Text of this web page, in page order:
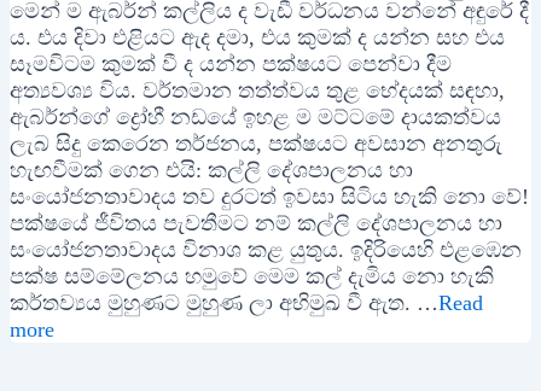
මෙන් ම ඇබර්න් කල්ලිය ද වැඩී වර්ධනය වන්නේ අඳුරේ දී
ය. එය දිවා එළියට ඇද දමා, එය කුමක් ද යන්න සහ එය
සෑමවිටම කුමක් වී ද යන්න පක්ෂයට පෙන්වා දීම
අත්‍යවශ්‍ය විය. වර්තමාන තත්ත්වය තුළ භේදයක් සඳහා,
ඇබර්න්ගේ ද්‍රෝහී නඩයේ ඉහළ ම මට්ටමේ දායකත්වය
ලැබ සිදු කෙරෙන තර්ජනය, පක්ෂයට අවසාන අනතුරු
හැඟවීමක් ගෙන එයි: කල්ලි දේශපාලනය හා
සංයෝජනතාවාදය තව දුරටත් ඉවසා සිටිය හැකි නො වේ!
පක්ෂයේ ජීවිතය පැවතීමට නම් කල්ලි දේශපාලනය හා
සංයෝජනතාවාදය විනාශ කළ යුතුය. ඉදිරියෙහි එළඹෙන
පක්ෂ සම්මේලනය හමුවේ මෙම කල් දැමිය නො හැකි
කර්තව්‍යය මුහුණට මුහුණ ලා අභිමුඛ වී ඇත. …Read
more